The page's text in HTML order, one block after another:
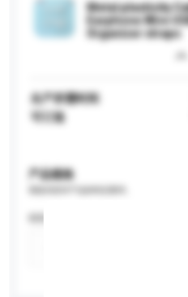
Metal plasticity
Earphone Wire
Organizer straps
生产所需时间
可订造
产品规格